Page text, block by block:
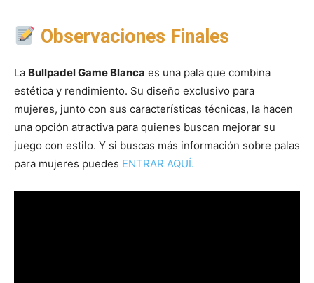
Observaciones Finales
La Bullpadel Game Blanca es una pala que combina
estética y rendimiento. Su diseño exclusivo para
mujeres, junto con sus características técnicas, la hacen
una opción atractiva para quienes buscan mejorar su
juego con estilo. Y si buscas más información sobre palas
para mujeres puedes ENTRAR AQUÍ.